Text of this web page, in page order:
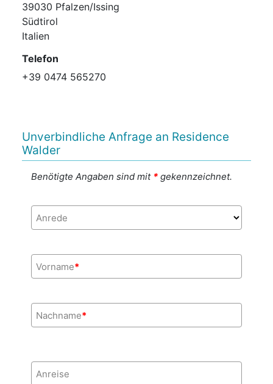
39030 Pfalzen/Issing
Südtirol
Italien
Telefon
+39 0474 565270
Unverbindliche Anfrage an Residence
Walder
Benötigte Angaben sind mit *gekennzeichnet.
Anrede
Vorname*
Nachname*
Anreise